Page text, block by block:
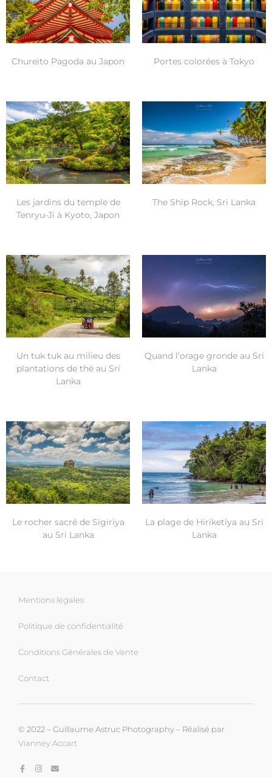
Chureito Pagoda au Japon Portes colorées à Tokyo
Les jardins du temple de
Tenryu-Ji à Kyoto, Japon
The Ship Rock, Sri Lanka
Un tuk tuk au milieu des
plantations de thé au Sri
Lanka
Quand l’orage gronde au Sri
Lanka
Le rocher sacré de Sigiriya
au Sri Lanka
La plage de Hiriketiya au Sri
Lanka
Mentions légales
Politique de confidentialité
Conditions Générales de Vente
Contact
© 2022 – Guillaume Astruc Photography – Réalisé par
Vianney Accart